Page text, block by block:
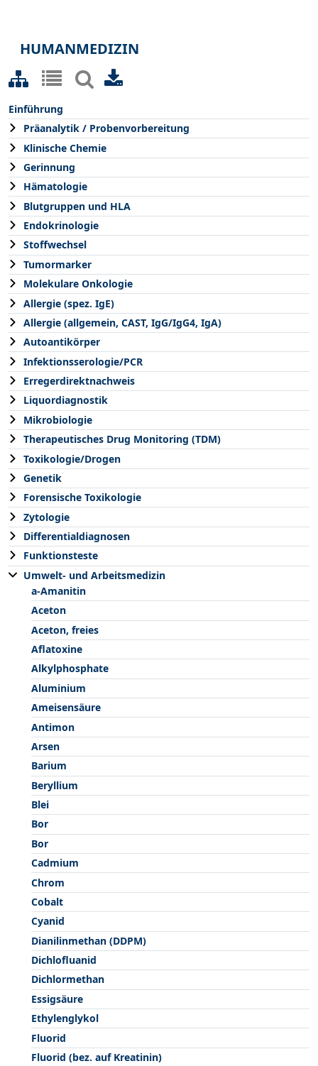
HUMANMEDIZIN
Einführung
Präanalytik / Probenvorbereitung
Klinische Chemie
Gerinnung
Hämatologie
Blutgruppen und HLA
Endokrinologie
Stoffwechsel
Tumormarker
Molekulare Onkologie
Allergie (spez. IgE)
Allergie (allgemein, CAST, IgG/IgG4, IgA)
Autoantikörper
Infektionsserologie/PCR
Erregerdirektnachweis
Liquordiagnostik
Mikrobiologie
Therapeutisches Drug Monitoring (TDM)
Toxikologie/Drogen
Genetik
Forensische Toxikologie
Zytologie
Differentialdiagnosen
Funktionsteste
Umwelt- und Arbeitsmedizin
a-Amanitin
Aceton
Aceton, freies
Aflatoxine
Alkylphosphate
Aluminium
Ameisensäure
Antimon
Arsen
Barium
Beryllium
Blei
Bor
Bor
Cadmium
Chrom
Cobalt
Cyanid
Dianilinmethan (DDPM)
Dichlofluanid
Dichlormethan
Essigsäure
Ethylenglykol
Fluorid
Fluorid (bez. auf Kreatinin)